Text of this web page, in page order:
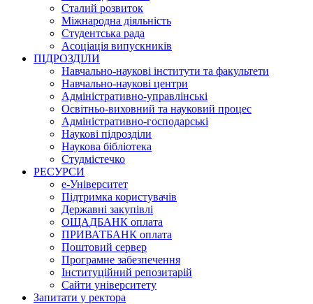
Сталий розвиток
Міжнародна діяльність
Студентська рада
Асоціація випускників
ПІДРОЗДІЛИ
Навчально-наукові інститути та факультети
Навчально-наукові центри
Адміністративно-управлінські
Освітньо-виховний та науковий процес
Адміністративно-господарські
Наукові підрозділи
Наукова бібліотека
Студмістечко
РЕСУРСИ
е-Університет
Підтримка користувачів
Державні закупівлі
ОЩАДБАНК оплата
ПРИВАТБАНК оплата
Поштовий сервер
Програмне забезпечення
Інституційний репозитарій
Сайти університету
Запитати у ректора